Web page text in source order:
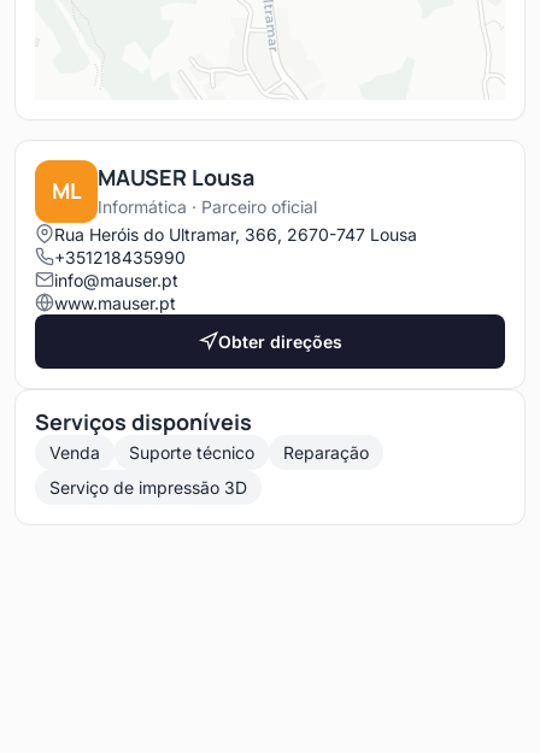
ML MAUSER Lousa
Informática · Parceiro oficial
Rua Heróis do Ultramar, 366, 2670-747 Lousa
+351218435990
info@mauser.pt
www.mauser.pt
Obter direções
Serviços disponíveis
Venda Suporte técnico
Reparação
Serviço de impressão 3D